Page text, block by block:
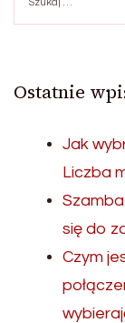
Ostatnie
Jak
Liczba
się do
Czym